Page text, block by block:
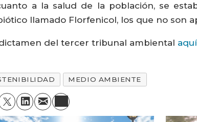
a la salud de la población, se
llamado Florfenicol, los que no son
del tercer tribunal ambiental aquí
MEDIO AMBIENTE